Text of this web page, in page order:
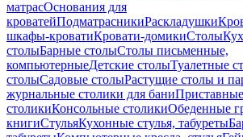
матрасОснования для
кроватейПодматрасникиРаскладушки
шкафы-кроватиКровати-домикиСтолы
столыБарные столыСтолы письменные,
компьютерныеДетские столыТуалетные
столыСадовые столыРастущие столы и
журнальные столики для баниПриставные
столикиКонсольные столикиОбеденные
книгиСтульяКухонные стулья, табуреты